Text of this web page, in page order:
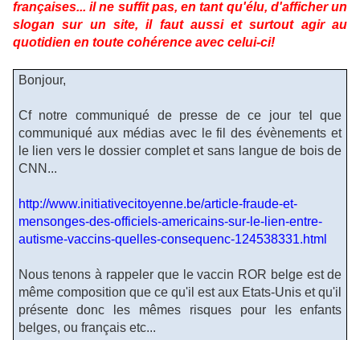
françaises... il ne suffit pas, en tant qu'élu, d'afficher un
slogan sur un site, il faut aussi et surtout agir au
quotidien en toute cohérence avec celui-ci!
Bonjour,
Cf notre communiqué de presse de ce jour tel que
communiqué aux médias avec le fil des évènements et
le lien vers le dossier complet et sans langue de bois de
CNN...
http://www.initiativecitoyenne.be/article-fraude-et-
mensonges-des-officiels-americains-sur-le-lien-entre-
autisme-vaccins-quelles-consequenc-124538331.html
Nous tenons à rappeler que le vaccin ROR belge est de
même composition que ce qu'il est aux Etats-Unis et qu'il
présente donc les mêmes risques pour les enfants
belges, ou français etc...